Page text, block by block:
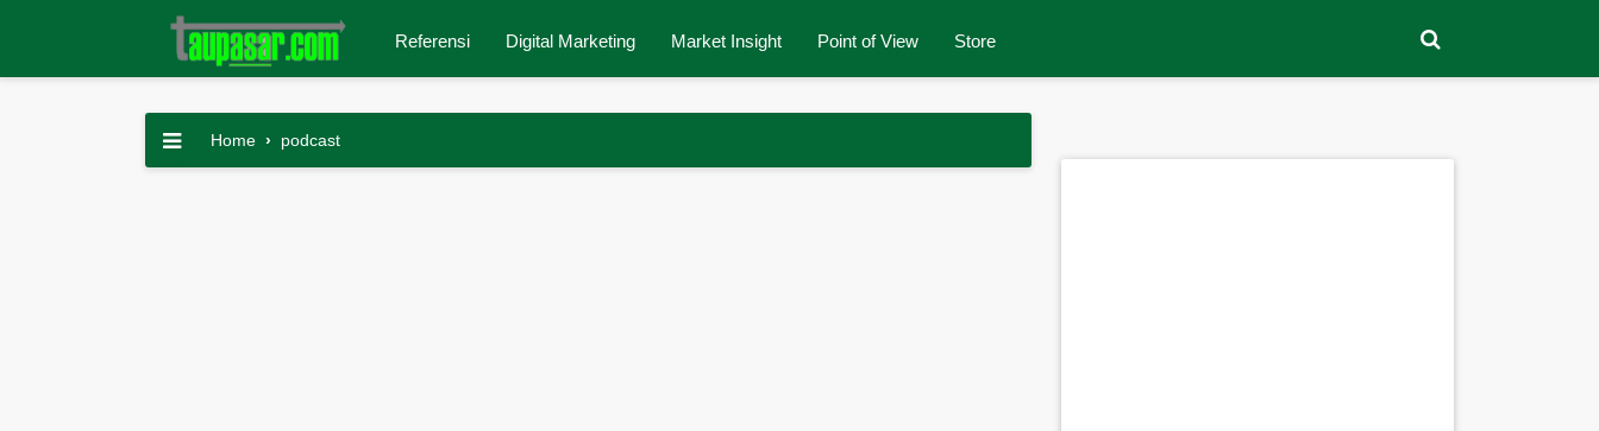
Referensi Digital Marketing Market Insight Point of View Store
Home › podcast